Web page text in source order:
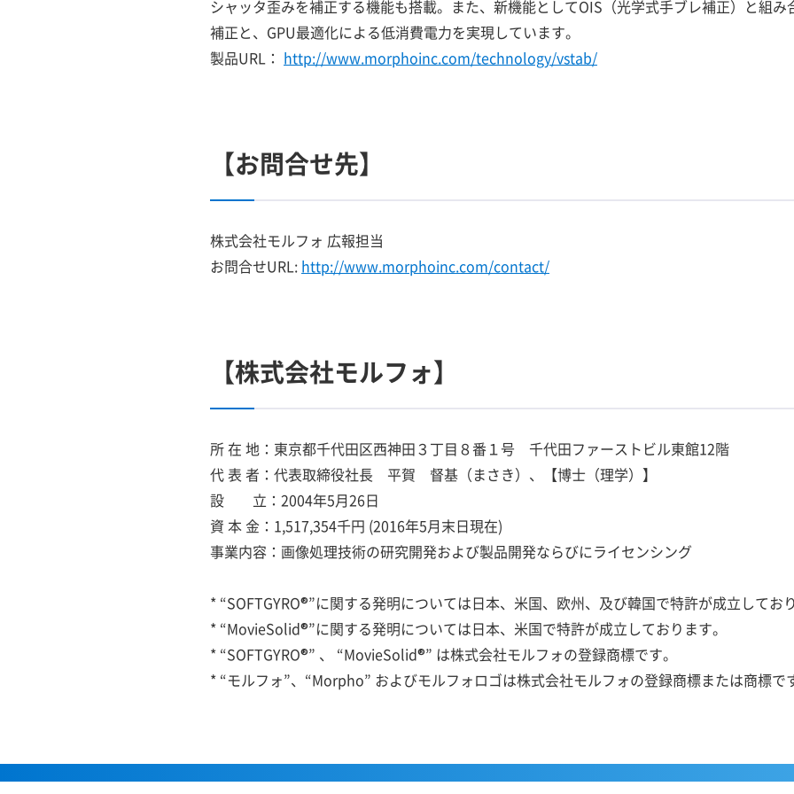
シャッタ歪みを補正する機能も搭載。また、新機能としてOIS（光学式手ブレ補正）と組
補正と、GPU最適化による低消費電力を実現しています。
製品URL： http://www.morphoinc.com/technology/vstab/
【お問合せ先】
株式会社モルフォ 広報担当
お問合せURL: http://www.morphoinc.com/contact/
【株式会社モルフォ】
所 在 地：東京都千代田区西神田３丁目８番１号 千代田ファーストビル東館12階
代 表 者：代表取締役社長 平賀 督基（まさき）、【博士（理学）】
設 立：2004年5月26日
資 本 金：1,517,354千円 (2016年5月末日現在)
事業内容：画像処理技術の研究開発および製品開発ならびにライセンシング
* “SOFTGYRO®”に関する発明については日本、米国、欧州、及び韓国で特許が成立してお
* “MovieSolid®”に関する発明については日本、米国で特許が成立しております。
* “SOFTGYRO®” 、 “MovieSolid®” は株式会社モルフォの登録商標です。
* “モルフォ”、“Morpho” およびモルフォロゴは株式会社モルフォの登録商標または商標で